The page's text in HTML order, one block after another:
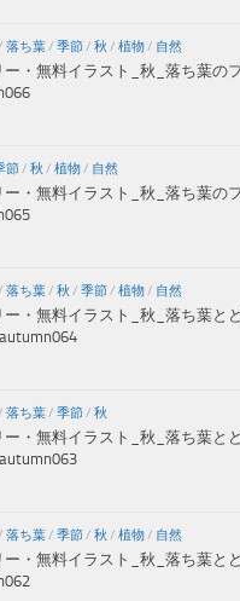
落ち葉/ 季節/ 秋 / 植物/ 自然
ー・無料イラスト_秋_落ち葉の
節/ 秋 / 植物/ 自然
ー・無料イラスト_秋_落ち葉の
落ち葉/ 秋 / 季節/ 植物/ 自然
ー・無料イラスト_秋_落ち葉と
落ち葉/ 季節/ 秋
ー・無料イラスト_秋_落ち葉と
落ち葉/ 季節/ 秋 / 植物/ 自然
ー・無料イラスト_秋_落ち葉と